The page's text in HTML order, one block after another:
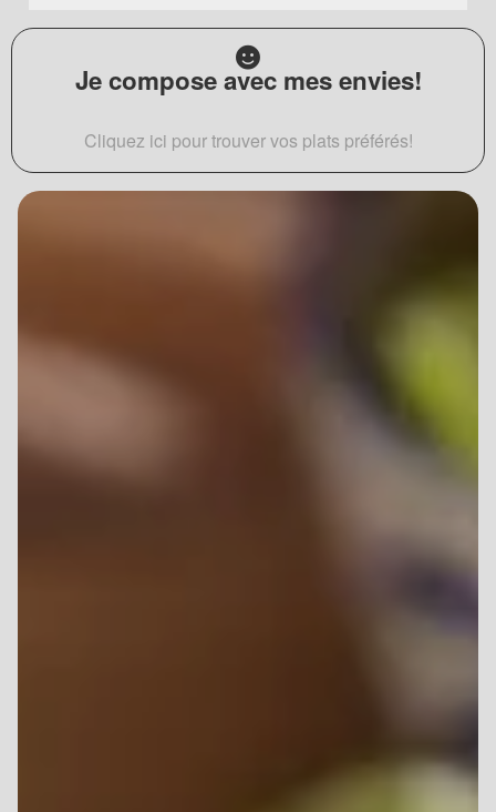
Je compose avec mes envies!
Cliquez ici pour trouver vos plats préférés!